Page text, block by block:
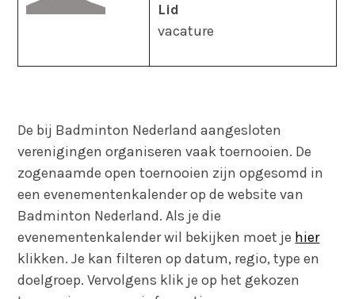
Lid
vacature
De bij Badminton Nederland aangesloten
verenigingen organiseren vaak toernooien. De
zogenaamde open toernooien zijn opgesomd in
een evenementenkalender op de website van
Badminton Nederland. Als je die
evenementenkalender wil bekijken moet je hier
klikken. Je kan filteren op datum, regio, type en
doelgroep. Vervolgens klik je op het gekozen